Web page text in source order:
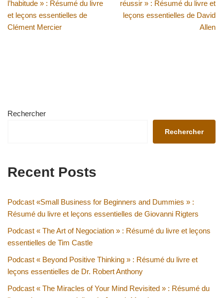
l’habitude » : Résumé du livre
et leçons essentielles de
Clément Mercier
réussir » : Résumé du livre et
leçons essentielles de David
Allen
Rechercher
Rechercher
Recent Posts
Podcast «Small Business for Beginners and Dummies » :
Résumé du livre et leçons essentielles de Giovanni Rigters
Podcast « The Art of Negociation » : Résumé du livre et leçons
essentielles de Tim Castle
Podcast « Beyond Positive Thinking » : Résumé du livre et
leçons essentielles de Dr. Robert Anthony
Podcast « The Miracles of Your Mind Revisited » : Résumé du